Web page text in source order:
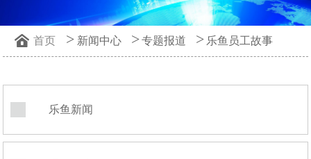
首页 > 新闻中心 > 专题报道 > 乐鱼员工故事
乐鱼新闻